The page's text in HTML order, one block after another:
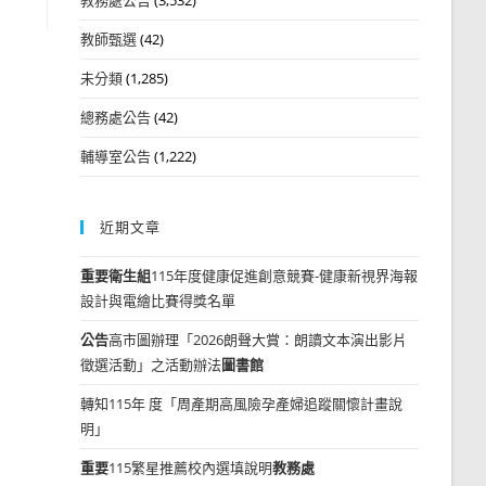
教師甄選(42)
未分類(1,285)
總務處公告(42)
輔導室公告(1,222)
近期文章
重要衛生組115年度健康促進創意競賽-健康新視界海報
設計與電繪比賽得獎名單
公告高市圖辦理「2026朗聲大賞：朗讀文本演出影片
徵選活動」之活動辦法圖書館
轉知115年 度「周產期高風險孕產婦追蹤關懷計畫說
明」
重要115繁星推薦校內選填說明教務處